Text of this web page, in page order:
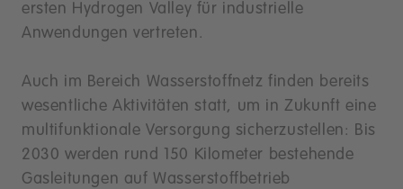
ersten Hydrogen Valley für industrielle
Anwendungen vertreten.
Auch im Bereich Wasserstoffnetz finden bereits
wesentliche Aktivitäten statt, um in Zukunft eine
multifunktionale Versorgung sicherzustellen: Bis
2030 werden rund 150 Kilometer bestehende
Gasleitungen auf Wasserstoffbetrieb